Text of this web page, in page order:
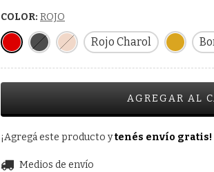
COLOR: ROJO
Rojo Charol
¡Agregá este producto ytenés envío gratis!
Entregas para el CP:
Medios de envío